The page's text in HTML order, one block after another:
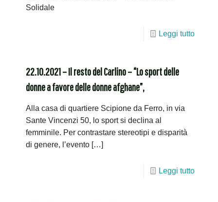
Solidale
Leggi tutto
22.10.2021 – Il resto del Carlino – “Lo sport delle
donne a favore delle donne afghane”,
Alla casa di quartiere Scipione da Ferro, in via
Sante Vincenzi 50, lo sport si declina al
femminile. Per contrastare stereotipi e disparità
di genere, l’evento […]
Leggi tutto